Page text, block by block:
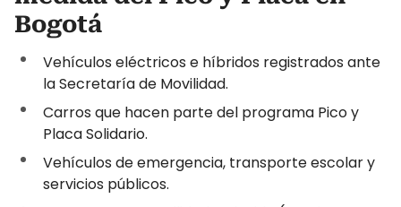
Bogotá
Vehículos eléctricos e híbridos registrados ante
la Secretaría de Movilidad.
Carros que hacen parte del programa Pico y
Placa Solidario.
Vehículos de emergencia, transporte escolar y
servicios públicos.